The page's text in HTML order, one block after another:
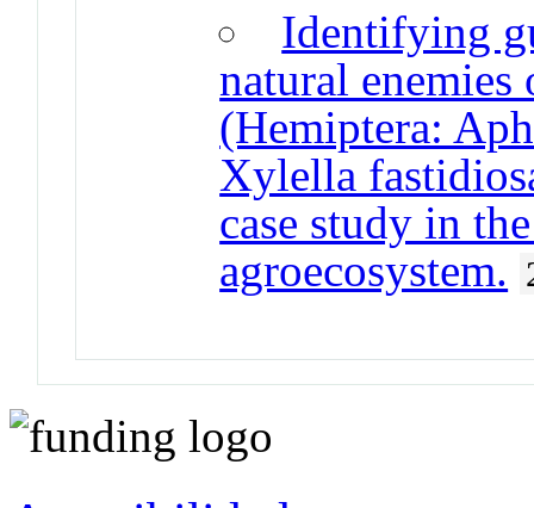
Identifying
natural enemies
(Hemiptera:
Xylella
case study in
agroecosystem.